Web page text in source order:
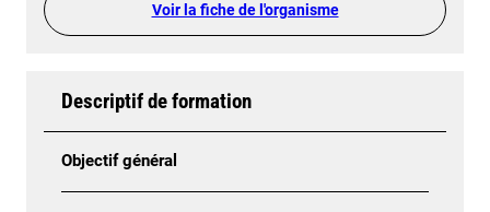
Voir la fiche de l'organisme
Descriptif de formation
Objectif général